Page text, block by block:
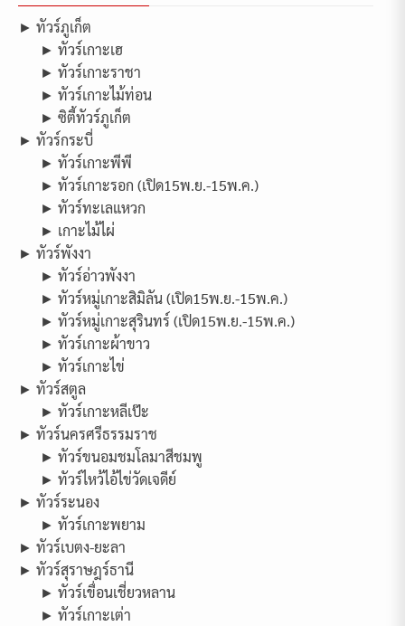
► ทัวร์ภูเก็ต
► ทัวร์เกาะเฮ
► ทัวร์เกาะราชา
► ทัวร์เกาะไม้ท่อน
► ซิตี้ทัวร์ภูเก็ต
► ทัวร์กระบี่
► ทัวร์เกาะพีพี
► ทัวร์เกาะรอก (เปิด15พ.ย.-15พ.ค.)
► ทัวร์ทะเลแหวก
► เกาะไม้ไผ่
► ทัวร์พังงา
► ทัวร์อ่าวพังงา
► ทัวร์หมู่เกาะสิมิลัน (เปิด15พ.ย.-15พ.ค.)
► ทัวร์หมู่เกาะสุรินทร์ (เปิด15พ.ย.-15พ.ค.)
► ทัวร์เกาะผ้าขาว
► ทัวร์เกาะไข่
► ทัวร์สตูล
► ทัวร์เกาะหลีเป๊ะ
► ทัวร์นครศรีธรรมราช
► ทัวร์ขนอมชมโลมาสีชมพู
► ทัวร์ไหว้ไอ้ไข่วัดเจดีย์
► ทัวร์ระนอง
► ทัวร์เกาะพยาม
► ทัวร์เบตง-ยะลา
► ทัวร์สุราษฎร์ธานี
► ทัวร์เขื่อนเชี่ยวหลาน
► ทัวร์เกาะเต่า